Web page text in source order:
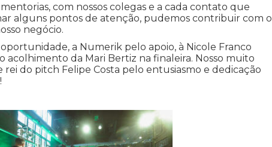
com nossos colegas e a cada contato que
alguns pontos de atenção, pudemos contribuir com o
negócio.
a Numerik pelo apoio, à Nicole Franco
acolhimento da Mari Bertiz na finaleira. Nosso muito
do pitch Felipe Costa pelo entusiasmo e dedicação